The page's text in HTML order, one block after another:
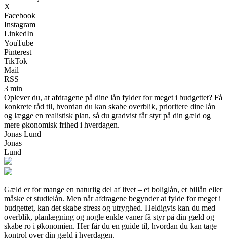
X
Facebook
Instagram
LinkedIn
YouTube
Pinterest
TikTok
Mail
RSS
3 min
Oplever du, at afdragene på dine lån fylder for meget i budgettet? Få
konkrete råd til, hvordan du kan skabe overblik, prioritere dine lån
og lægge en realistisk plan, så du gradvist får styr på din gæld og
mere økonomisk frihed i hverdagen.
Jonas Lund
Jonas
Lund
Gæld er for mange en naturlig del af livet – et boliglån, et billån eller
måske et studielån. Men når afdragene begynder at fylde for meget i
budgettet, kan det skabe stress og utryghed. Heldigvis kan du med
overblik, planlægning og nogle enkle vaner få styr på din gæld og
skabe ro i økonomien. Her får du en guide til, hvordan du kan tage
kontrol over din gæld i hverdagen.